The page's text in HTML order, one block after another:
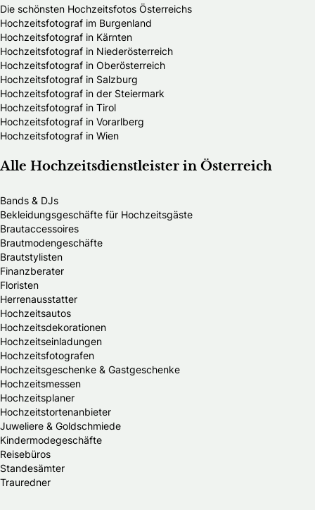
Die schönsten Hochzeitsfotos Österreichs
Hochzeitsfotograf im Burgenland
Hochzeitsfotograf in Kärnten
Hochzeitsfotograf in Niederösterreich
Hochzeitsfotograf in Oberösterreich
Hochzeitsfotograf in Salzburg
Hochzeitsfotograf in der Steiermark
Hochzeitsfotograf in Tirol
Hochzeitsfotograf in Vorarlberg
Hochzeitsfotograf in Wien
Alle Hochzeitsdienstleister in Österreich
Bands & DJs
Bekleidungsgeschäfte für Hochzeitsgäste
Brautaccessoires
Brautmodengeschäfte
Brautstylisten
Finanzberater
Floristen
Herrenausstatter
Hochzeitsautos
Hochzeitsdekorationen
Hochzeitseinladungen
Hochzeitsfotografen
Hochzeitsgeschenke & Gastgeschenke
Hochzeitsmessen
Hochzeitsplaner
Hochzeitstortenanbieter
Juweliere & Goldschmiede
Kindermodegeschäfte
Reisebüros
Standesämter
Trauredner